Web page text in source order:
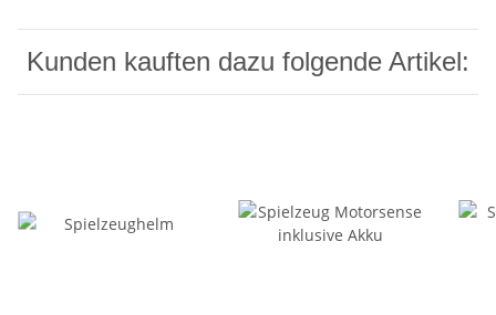
Kunden kauften dazu folgende Artikel: